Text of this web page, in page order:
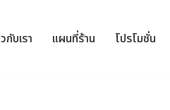
กับเรา แผนที่ร้าน โปรโมชั่น